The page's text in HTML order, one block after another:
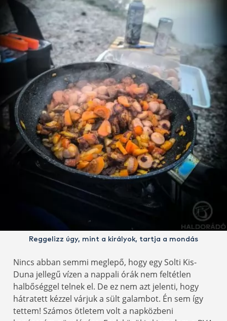
Reggelizz úgy, mint a királyok, tartja a mondás
Nincs abban semmi meglepő, hogy egy Solti Kis-
Duna jellegű vízen a nappali órák nem feltétlen
halbőséggel telnek el. De ez nem azt jelenti, hogy
hátratett kézzel várjuk a sült galambot. Én sem így
tettem! Számos ötletem volt a napközbeni